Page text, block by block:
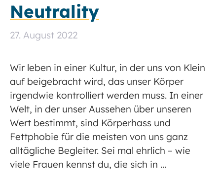
Neutrality
27. August 2022
Wir leben in einer Kultur, in der uns von Klein
auf beigebracht wird, das unser Körper
irgendwie kontrolliert werden muss. In einer
Welt, in der unser Aussehen über unseren
Wert bestimmt, sind Körperhass und
Fettphobie für die meisten von uns ganz
alltägliche Begleiter. Sei mal ehrlich – wie
viele Frauen kennst du, die sich in …